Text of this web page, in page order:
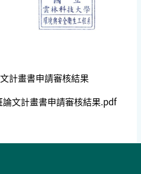
計畫書申請審核結果
文計畫書申請審核結果.pdf